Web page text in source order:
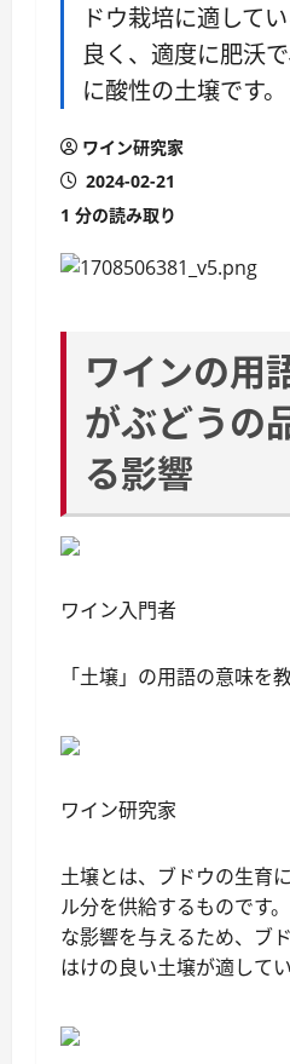
ドウ栽培に適して
良く、適度に肥沃
に酸性の土壌です。
ワイン研究家
2024-02-21
1 分の読み取り
ワインの用
がぶどうの
る影響
ワイン入門者
「土壌」の用語の意味を
ワイン研究家
土壌とは、ブドウの生育
ル分を供給するものです
な影響を与えるため、ブ
はけの良い土壌が適してい